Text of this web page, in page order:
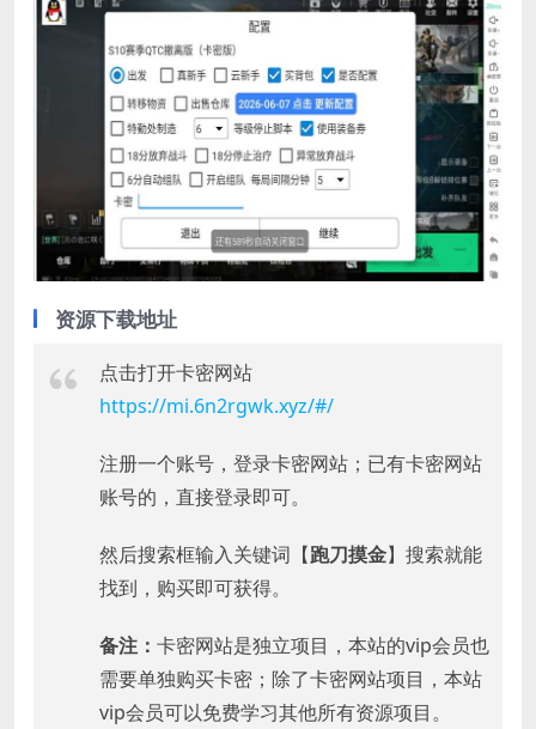
资源下载地址
点击打开卡密网站
https://mi.6n2rgwk.xyz/#/
注册一个账号，登录卡密网站；已有卡密网站
账号的，直接登录即可。
然后搜索框输入关键词【跑刀摸金】搜索就能
找到，购买即可获得。
备注： 卡密网站是独立项目，本站的vip会员也
需要单独购买卡密；除了卡密网站项目，本站
vip会员可以免费学习其他所有资源项目。